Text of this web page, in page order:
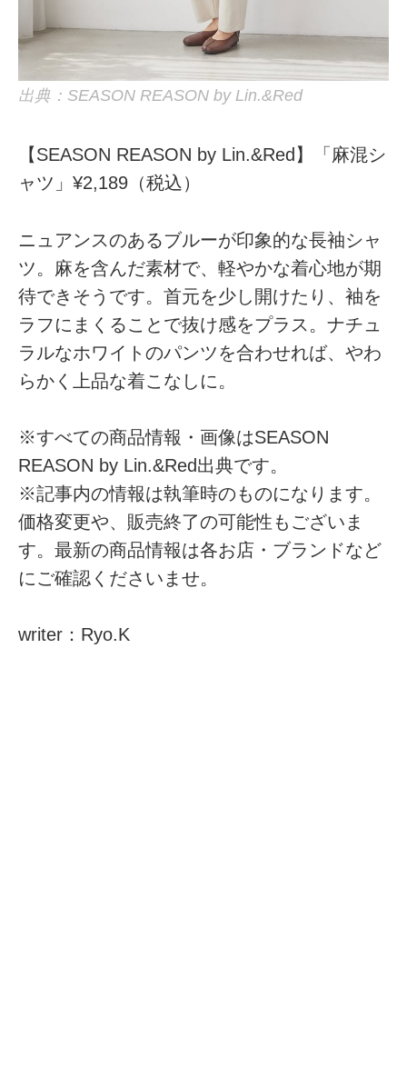
出典：SEASON REASON by Lin.&Red
【SEASON REASON by Lin.&Red】「麻混シ
ャツ」¥2,189（税込）
ニュアンスのあるブルーが印象的な長袖シャ
ツ。麻を含んだ素材で、軽やかな着心地が期
待できそうです。首元を少し開けたり、袖を
ラフにまくることで抜け感をプラス。ナチュ
ラルなホワイトのパンツを合わせれば、やわ
らかく上品な着こなしに。
※すべての商品情報・画像はSEASON
REASON by Lin.&Red出典です。
※記事内の情報は執筆時のものになります。
価格変更や、販売終了の可能性もございま
す。最新の商品情報は各お店・ブランドなど
にご確認くださいませ。
writer：Ryo.K